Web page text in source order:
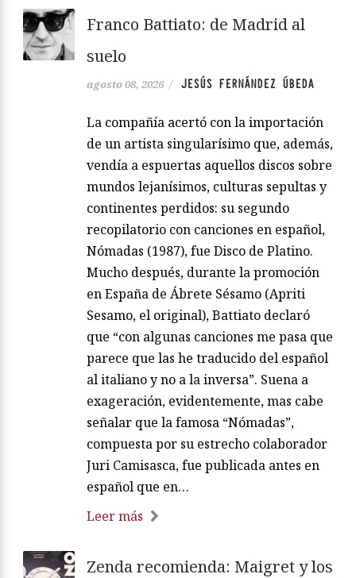
Franco Battiato: de Madrid al
suelo
agosto 08, 2026 / JESÚS FERNÁNDEZ ÚBEDA
La compañía acertó con la importación
de un artista singularísimo que, además,
vendía a espuertas aquellos discos sobre
mundos lejanísimos, culturas sepultas y
continentes perdidos: su segundo
recopilatorio con canciones en español,
Nómadas (1987), fue Disco de Platino.
Mucho después, durante la promoción
en España de Ábrete Sésamo (Apriti
Sesamo, el original), Battiato declaró
que “con algunas canciones me pasa que
parece que las he traducido del español
al italiano y no a la inversa”. Suena a
exageración, evidentemente, mas cabe
señalar que la famosa “Nómadas”,
compuesta por su estrecho colaborador
Juri Camisasca, fue publicada antes en
español que en…
Leer más
Zenda recomienda: Maigret y los